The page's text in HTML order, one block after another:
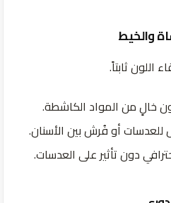
والخيط
اللون ثابتاً.
خالٍ من المواد الكاشطة.
أو فُرش بين الأسنان.
دون تأثير على العدسات.